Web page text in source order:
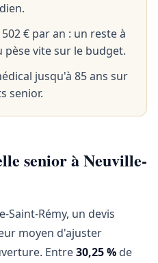
€ par an : un reste à
vite sur le budget.
jusqu'à 85 ans sur
senior.
senior à Neuville-
Saint-Rémy, un devis
moyen d'ajuster
Entre30,25 % de